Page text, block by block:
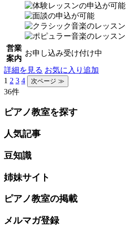
営業
案内
お申し込み受け付け中
詳細を見る お気に入り追加
1 2 3 4
36件
ピアノ教室を探す
人気記事
豆知識
姉妹サイト
ピアノ教室の掲載
メルマガ登録